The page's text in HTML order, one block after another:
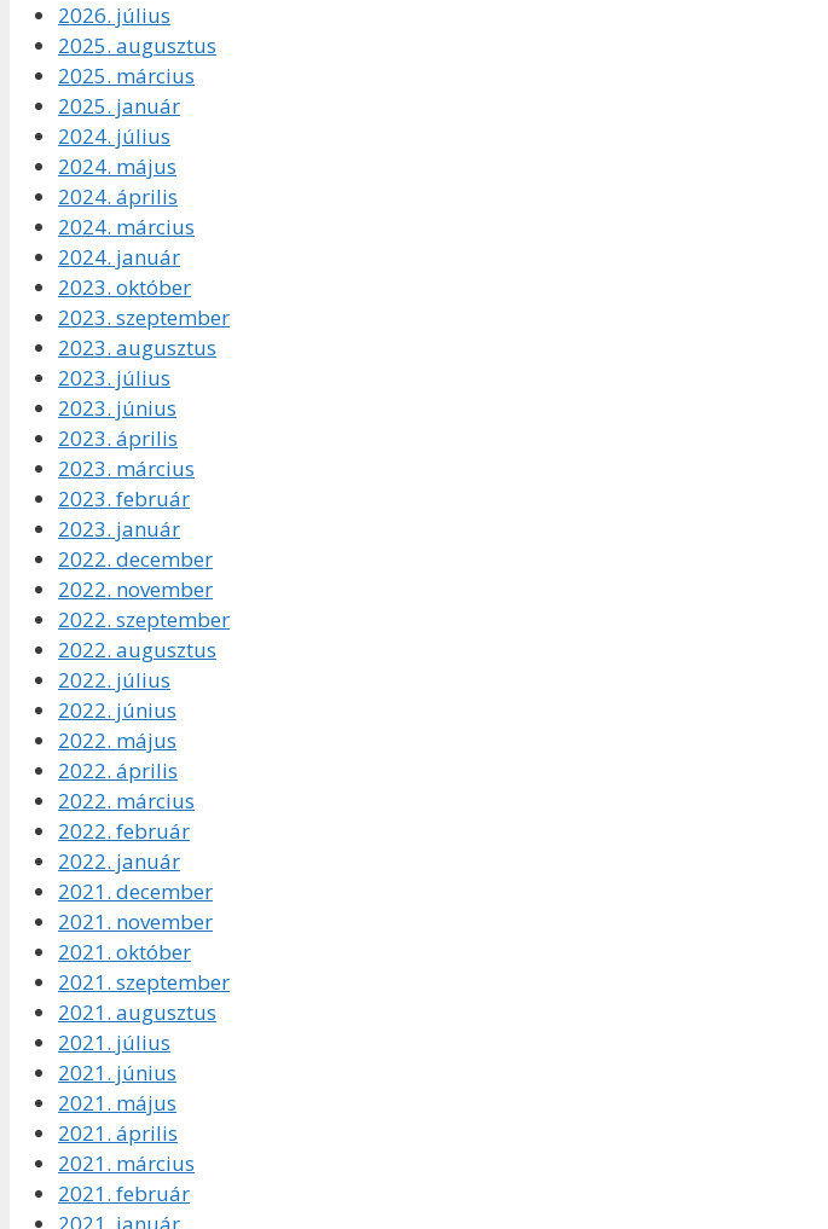
2026. július
2025. augusztus
2025. március
2025. január
2024. július
2024. május
2024. április
2024. március
2024. január
2023. október
2023. szeptember
2023. augusztus
2023. július
2023. június
2023. április
2023. március
2023. február
2023. január
2022. december
2022. november
2022. szeptember
2022. augusztus
2022. július
2022. június
2022. május
2022. április
2022. március
2022. február
2022. január
2021. december
2021. november
2021. október
2021. szeptember
2021. augusztus
2021. július
2021. június
2021. május
2021. április
2021. március
2021. február